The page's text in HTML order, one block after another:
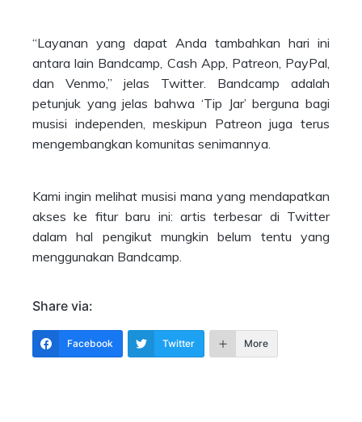
“Layanan yang dapat Anda tambahkan hari ini
antara lain Bandcamp, Cash App, Patreon, PayPal,
dan Venmo,” jelas Twitter. Bandcamp adalah
petunjuk yang jelas bahwa ‘Tip Jar’ berguna bagi
musisi independen, meskipun Patreon juga terus
mengembangkan komunitas senimannya.
Kami ingin melihat musisi mana yang mendapatkan
akses ke fitur baru ini: artis terbesar di Twitter
dalam hal pengikut mungkin belum tentu yang
menggunakan Bandcamp.
Share via:
Facebook Twitter More